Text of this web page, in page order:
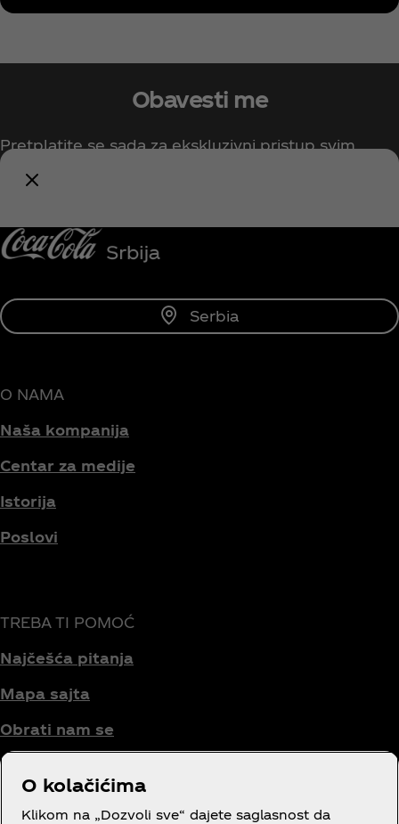
Obavesti me
Pretplatite se sada za ekskluzivni pristup svim
Coca‑Cola sadržajima!
Serbia
O NAMA
Naša kompanija
Centar za medije
Istorija
Poslovi
TREBA TI POMOĆ
Najčešća pitanja
Mapa sajta
Obrati nam se
Uslovi korišćenja
O kolačićima
Klikom na „Dozvoli sve“ dajete saglasnost da